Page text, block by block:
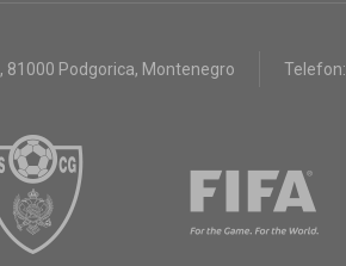
, 81000 Podgorica, Montenegro Telefon: